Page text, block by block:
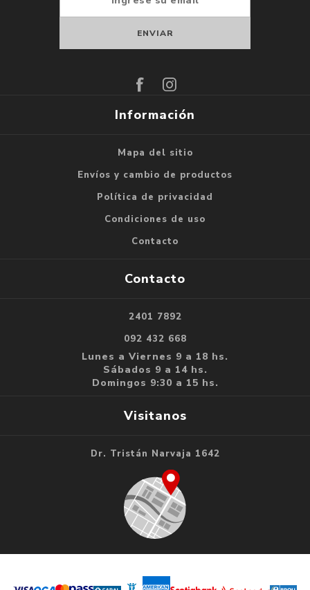
Información
Mapa del sitio
Envíos y cambio de productos
Política de privacidad
Condiciones de uso
Contacto
Contacto
2401 7892
092 432 668
Lunes a Viernes 9 a 18 hs.
Sábados 9 a 14 hs.
Domingos 9:30 a 15 hs.
Visitanos
Dr. Tristán Narvaja 1642